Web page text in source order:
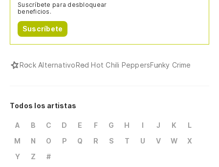
Suscríbete para desbloquear
beneficios.
Suscríbete
Rock AlternativoRed Hot Chili PeppersFunky Crime
Todos los artistas
A B C D E F G H I J K
L
M
N O P Q R S T U V W
X
Y
Z #